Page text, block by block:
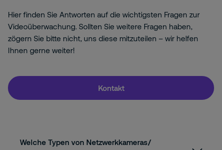
Hier finden Sie Antworten auf die wichtigsten Fragen zur
Videoüberwachung. Sollten Sie weitere Fragen haben,
zögern Sie bitte nicht, uns diese mitzuteilen – wir helfen
Ihnen gerne weiter!
Kontakt
Welche Typen von Netzwerkkameras/